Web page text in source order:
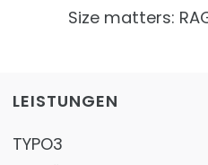
Size matters:
LEISTUNGEN
TYPO3